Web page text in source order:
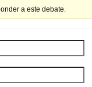
a este debate.